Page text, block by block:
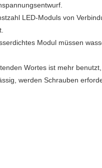
LED-Moduls von
Modul müssen
Wortes ist mehr
werden Schrauben